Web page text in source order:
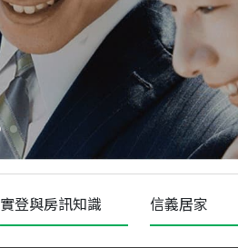
115 月 成交
菁英典藏
新竹市新竹市慈祥路
實登與房訊知識 信義居家